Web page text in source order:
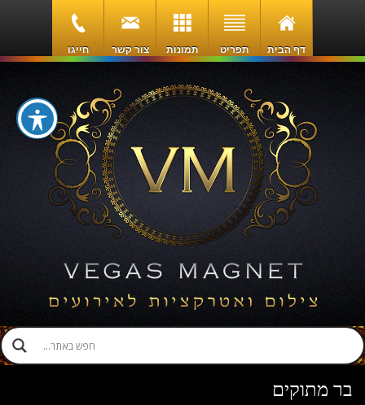
דף הבית תפריט תמונות צור קשר חייגו
בר מתוקים